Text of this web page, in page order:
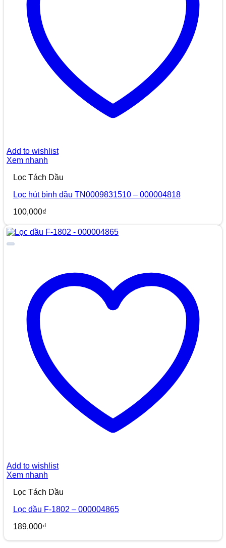
Add to wishlist
Xem nhanh
Lọc Tách Dầu
Lọc hút bình dầu TN0009831510 – 000004818
100,000₫
Add to wishlist
Xem nhanh
Lọc Tách Dầu
Lọc dầu F-1802 – 000004865
189,000₫